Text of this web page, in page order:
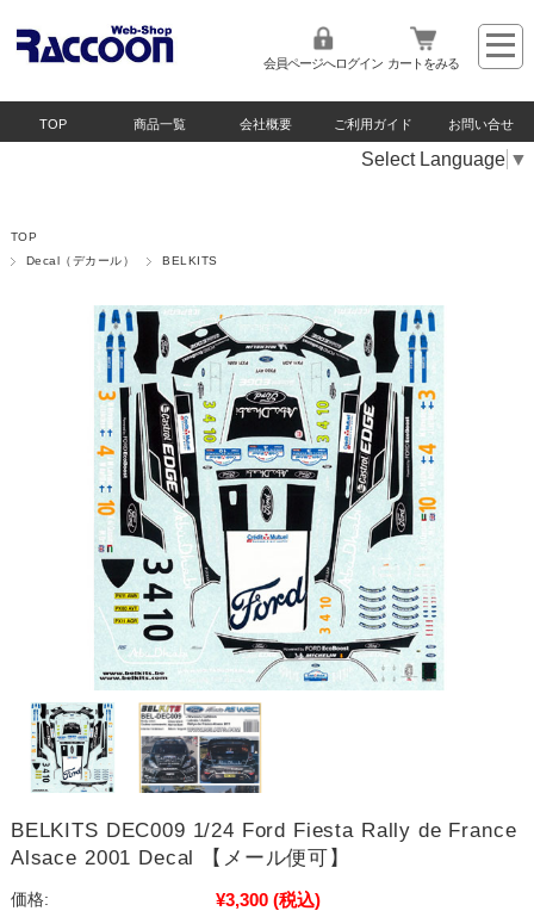
会員ページへログイン カートをみる
TOP 商品一覧 会社概要 ご利用ガイド お問い合せ
Select Language ▼
TOP
Decal（デカール）
BELKITS
BELKITS DEC009 1/24 Ford Fiesta Rally de France
Alsace 2001 Decal 【メール便可】
価格: ¥3,300 (税込)